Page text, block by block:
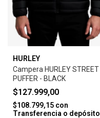
HURLEY
Campera HURLEY STREET
PUFFER - BLACK
$127.999,00
$108.799,15 con
Transferencia o depósito